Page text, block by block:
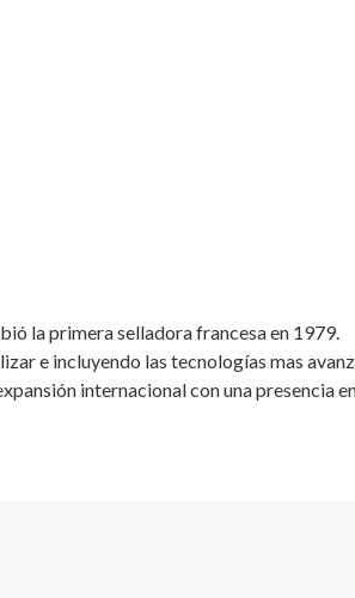
la primera selladora francesa en 1979.
e incluyendo las tecnologías mas
internacional con una presencia